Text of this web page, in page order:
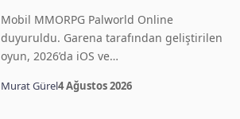
Mobil MMORPG Palworld Online
duyuruldu. Garena tarafından geliştirilen
oyun, 2026’da iOS ve…
Murat Gürel4 Ağustos 2026